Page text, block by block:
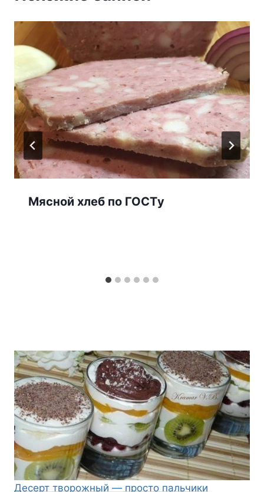
Мясной хлеб пo ΓΟСΤy
Десерт творожный — просто пальчики